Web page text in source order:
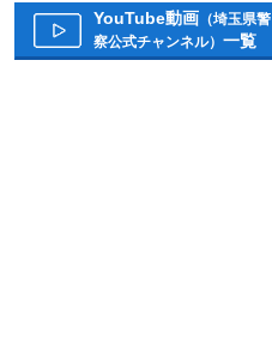
YouTube動画 （埼玉県警
察公式チャンネル） 一覧